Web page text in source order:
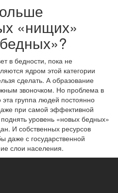
«нищих»
в бедности, пока не
ядром этой категории
сделать. А образование
звоночком. Но проблема в
группа людей постоянно
при самой эффективной
уровень «новых бедных»
И собственных ресурсов
даже с государственной
слои населения.